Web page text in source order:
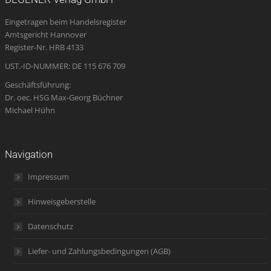
new
window
new
window
new
window
opens
in
new
new
Eingetragen beim Handelsregister
Amtsgericht Hannover
Register-Nr. HRB 4133
UST.-ID-NUMMER: DE 115 676 709
Geschäftsführung:
Dr. oec. HSG Max-Georg Büchner
Michael Hühn
Navigation
Impressum
Hinweisgeberstelle
Datenschutz
Liefer- und Zahlungsbedingungen (AGB)